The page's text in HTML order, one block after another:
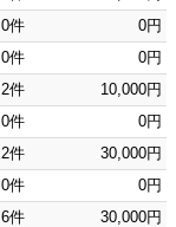
0件
0円
0件
0円
2件
10,000円
0件
0円
2件
30,000円
0件
0円
6件
30,000円